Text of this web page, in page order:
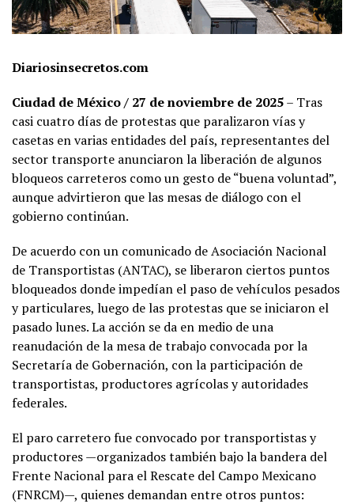
Diariosinsecretos.com
Ciudad de México / 27 de noviembre de 2025– Tras
casi cuatro días de protestas que paralizaron vías y
casetas en varias entidades del país, representantes del
sector transporte anunciaron la liberación de algunos
bloqueos carreteros como un gesto de “buena voluntad”,
aunque advirtieron que las mesas de diálogo con el
gobierno continúan.
De acuerdo con un comunicado de Asociación Nacional
de Transportistas (ANTAC), se liberaron ciertos puntos
bloqueados donde impedían el paso de vehículos pesados
y particulares, luego de las protestas que se iniciaron el
pasado lunes. La acción se da en medio de una
reanudación de la mesa de trabajo convocada por la
Secretaría de Gobernación, con la participación de
transportistas, productores agrícolas y autoridades
federales.
El paro carretero fue convocado por transportistas y
productores —organizados también bajo la bandera del
Frente Nacional para el Rescate del Campo Mexicano
(FNRCM)—, quienes demandan entre otros puntos: